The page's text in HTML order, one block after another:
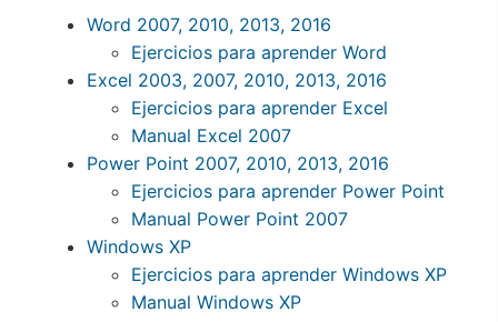
Word 2007, 2010, 2013, 2016
Ejercicios para aprender Word
Excel 2003, 2007, 2010, 2013, 2016
Ejercicios para aprender Excel
Manual Excel 2007
Power Point 2007, 2010, 2013, 2016
Ejercicios para aprender Power Point
Manual Power Point 2007
Windows XP
Ejercicios para aprender Windows XP
Manual Windows XP